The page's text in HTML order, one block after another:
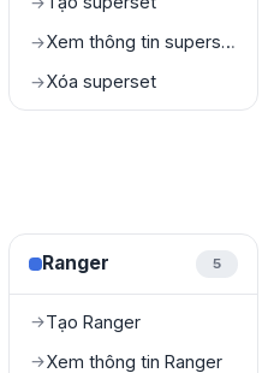
→ Xem thông tin superset
→Xóa superset
Ranger 5
→Tạo Ranger
→Xem thông tin Ranger